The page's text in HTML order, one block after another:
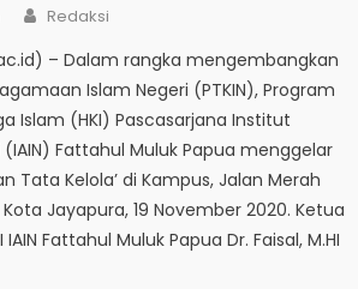
Author
Redaksi
– Dalam rangka mengembangkan
Islam Negeri (PTKIN), Program
Islam (HKI) Pascasarjana Institut
Fattahul Muluk Papua menggelar
Tata Kelola’ di Kampus, Jalan Merah
Jayapura, 19 November 2020. Ketua
Fattahul Muluk Papua Dr. Faisal, M.HI